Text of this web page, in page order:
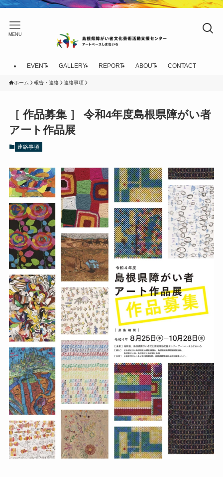
MENU
EVENT GALLERY REPORT ABOUT CONTACT
ホーム 報告・連絡 連絡事項
［ 作品募集 ］ 令和4年度島根県障がい者
アート作品展
連絡事項